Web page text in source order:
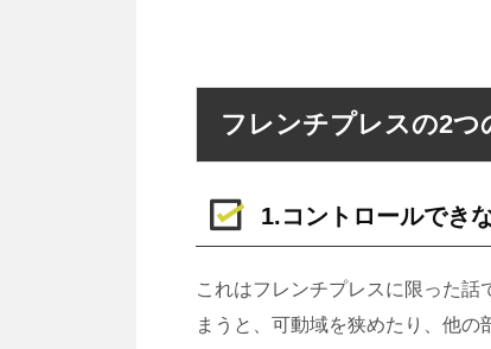
フレンチプレスの2つ
1.コントロールでき
これはフレンチプレスに限った
まうと、可動域を狭めたり、他